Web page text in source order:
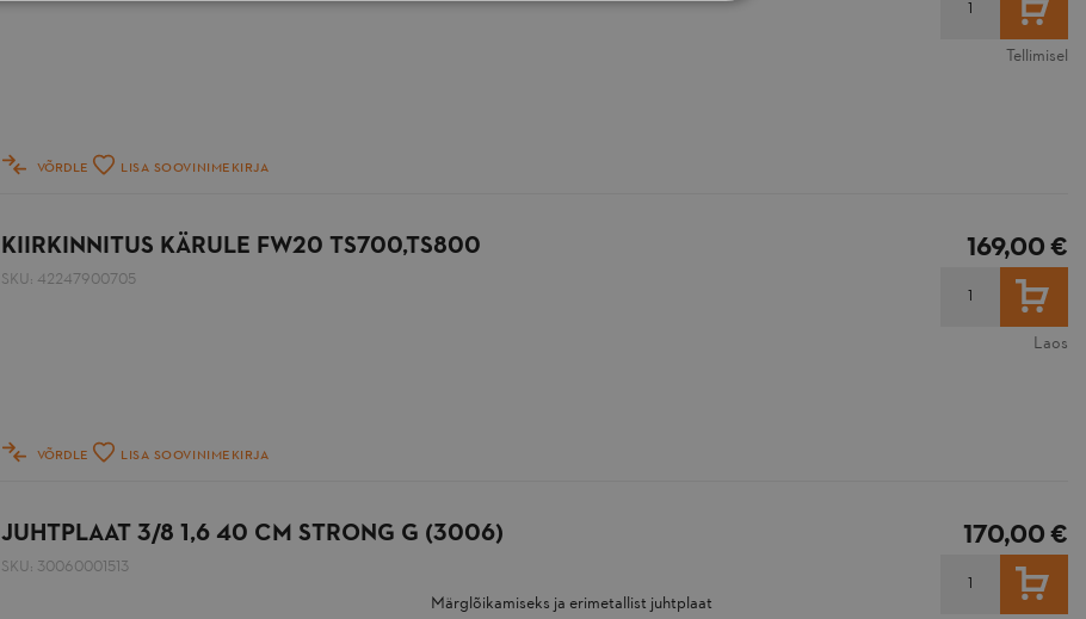
VÕRDLE LISA SOOVINIMEKIRJA
Tellimisel
KIIRKINNITUS KÄRULE FW20 TS700,TS800
SKU: 42247900705
VÕRDLE LISA SOOVINIMEKIRJA
169,00 €
LISA
Laos
JUHTPLAAT 3/8 1,6 40 CM STRONG G (3006)
SKU: 30060001513
Märglõikamiseks ja erimetallist juhtplaat
170,00 €
LISA